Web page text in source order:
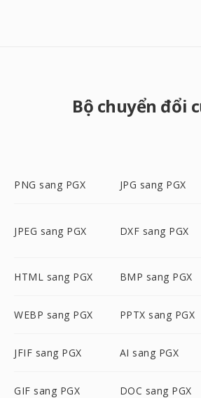
Bộ chuyển đổi
PNG sang PGX JPG sang PGX
JPEG sang PGX DXF sang PGX
HTML sang PGX BMP sang PGX
WEBP sang PGX PPTX sang PGX
JFIF sang PGX AI sang PGX
GIF sang PGX DOC sang PGX